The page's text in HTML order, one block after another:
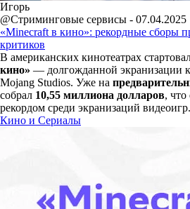
Игорь
@Стриминговые сервисы - 07.04.2025
«Minecraft в кино»: рекордные сборы
критиков
В американских кинотеатрах
кино» — долгожданной экранизации
Mojang Studios. Уже на
собрал 10,55 миллиона долларов,
рекордом среди экранизаций видеоигр.
Кино и Сериалы